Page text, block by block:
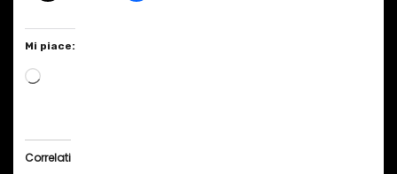
Mi piace:
C
Correlati